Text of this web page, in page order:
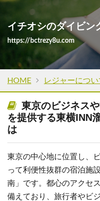
イチオシのダイビン
https://bctrezy8u.com
HOME レジャーについ
東京のビジネス
を提供する東横INN
は
東京の中心地に位置し、
って利便性抜群の宿泊施
南」です。都心のアクセ
備えており、旅行者やビ